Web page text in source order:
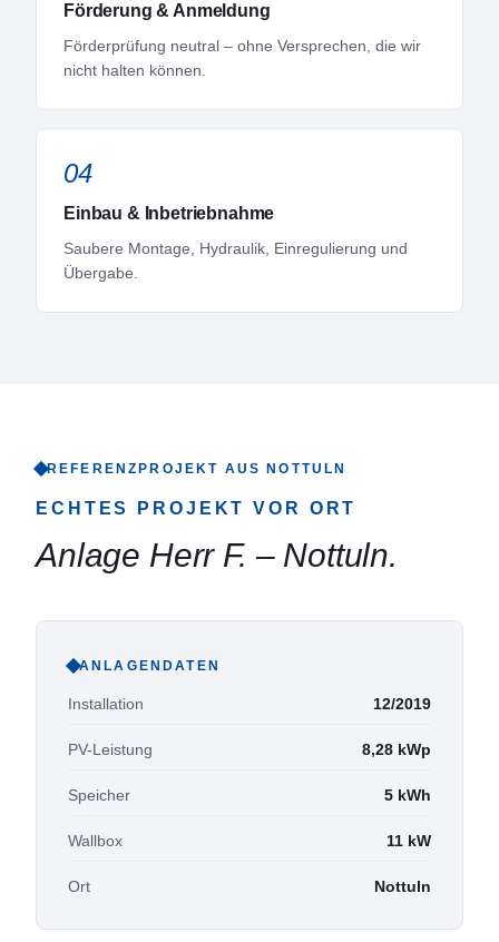
Förderung & Anmeldung
Förderprüfung neutral – ohne Versprechen, die wir
nicht halten können.
04
Einbau & Inbetriebnahme
Saubere Montage, Hydraulik, Einregulierung und
Übergabe.
REFERENZPROJEKT AUS NOTTULN
ECHTES PROJEKT VOR ORT
Anlage Herr F. – Nottuln.
ANLAGENDATEN
Installation 12/2019
PV-Leistung 8,28 kWp
Speicher 5 kWh
Wallbox 11 kW
Ort Nottuln